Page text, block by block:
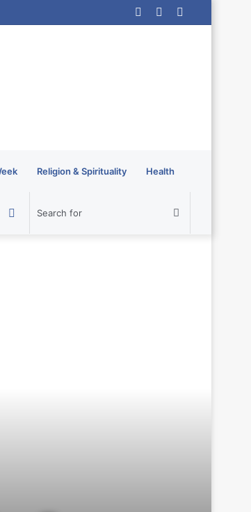
Random
Log
Religion & Spirituality Health
Search
Switch
Sidebar